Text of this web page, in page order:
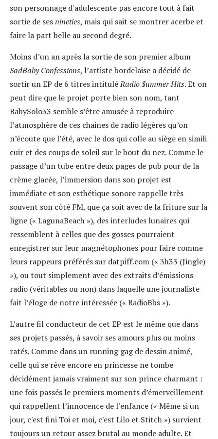
son personnage d'adulescente pas encore tout à fait
sortie de sesnineties, mais qui sait se montrer acerbe et
faire la part belle au second degré.
Moins d’un an après la sortie de son premier album
SadBaby Confessions, l’artiste bordelaise a décidé de
sortir un EP de 6 titres intituléRadio $ummer Hits. Et on
peut dire que le projet porte bien son nom, tant
BabySolo33 semble s’être amusée à reproduire
l’atmosphère de ces chaines de radio légères qu’on
n’écoute que l’été, avec le dos qui colle au siège en simili
cuir et des coups de soleil sur le bout du nez. Comme le
passage d’un tube entre deux pages de pub pour de la
crème glacée, l’immersion dans son projet est
immédiate et son esthétique sonore rappelle très
souvent son côté FM, que ça soit avec de la friture sur la
ligne (« LagunaBeach »), des interludes lunaires qui
ressemblent à celles que des gosses pourraient
enregistrer sur leur magnétophones pour faire comme
leurs rappeurs préférés sur datpiff.com (« 3h33 (Jingle)
»), ou tout simplement avec des extraits d’émissions
radio (véritables ou non) dans laquelle une journaliste
fait l’éloge de notre intéressée (« RadioBbs »).
L’autre fil conducteur de cet EP est le même que dans
ses projets passés, à savoir ses amours plus ou moins
ratés. Comme dans un running gag de dessin animé,
celle qui se rêve encore en princesse ne tombe
décidément jamais vraiment sur son prince charmant :
une fois passés le premiers moments d’émerveillement
qui rappellent l’innocence de l’enfance (« Même si un
jour, c'est fini Toi et moi, c'est Lilo et Stitch ») survient
toujours un retour assez brutal au monde adulte. Et